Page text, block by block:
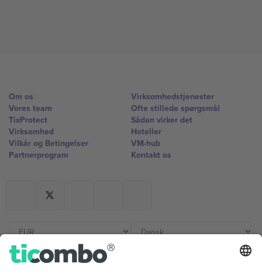
Om os
Vores team
TixProtect
Virksomhed
Vilkår og Betingelser
Partnerprogram
Virksomhedstjenester
Ofte stillede spørgsmål
Sådan virker det
Hoteller
VM-hub
Kontakt os